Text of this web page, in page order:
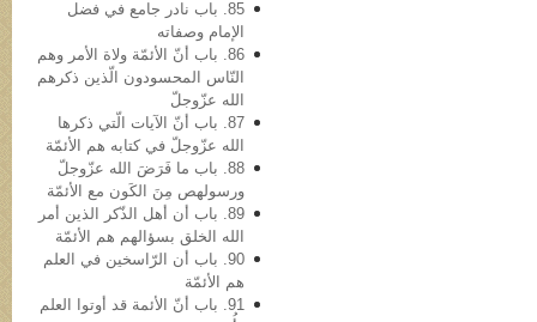
85. باب نادر جامع في فضل
الإمام وصفاته
86. باب أنّ الأئمّة ولاة الأمر وهم
النّاس المحسودون الّذین ذکرهم
الله عزّوجلّ
87. باب أنّ الآیات الّتي ذکرها
الله عزّوجلّ في کتابه هم الأئمّة
88. باب ما فَرَضَ الله عزّوجلّ
ورسولهص مِنَ الکَون مع الأئمّة
89. باب أن أهل الذّکر الذین أمر
الله الخلق بسؤالهم هم الأئمّة
90. باب أن الرّاسخین في العلم
هم الأئمّة
91. باب أنّ الأئمة قد أوتوا العلم